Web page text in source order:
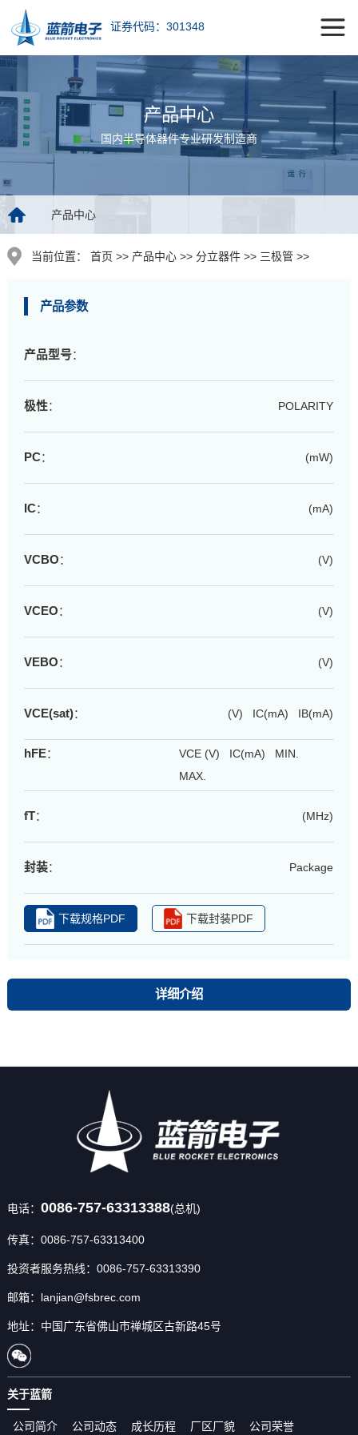
证券代码：301348
产品中心
国内半导体器件专业研发制造商
产品中心
当前位置： 首页 >> 产品中心 >> 分立器件 >> 三极管 >>
产品参数
产品型号：
极性： POLARITY
PC： (mW)
IC： (mA)
VCBO： (V)
VCEO： (V)
VEBO： (V)
VCE(sat)： (V) IC(mA) IB(mA)
hFE：
VCE (V) IC(mA) MIN.
MAX.
fT： (MHz)
封装： Package
下载规格PDF 下载封装PDF
详细介绍
电话： 0086-757-63313388(总机)
传真：0086-757-63313400
投资者服务热线：0086-757-63313390
邮箱：lanjian@fsbrec.com
地址：中国广东省佛山市禅城区古新路45号
关于蓝箭
公司简介 公司动态 成长历程 厂区厂貌 公司荣誉